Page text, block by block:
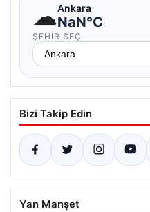
☁Ankara
NaN°C
ŞEHIR SEÇ
Bizi Takip Edin
Yan Manşet